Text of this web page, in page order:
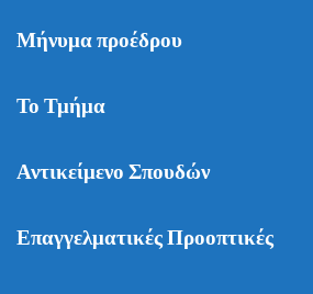
Μήνυμα προέδρου
Το Τμήμα
Αντικείμενο Σπουδών
Επαγγελματικές Προοπτικές